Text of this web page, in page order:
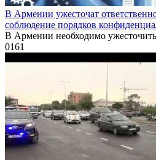
В Армении ужесточат
соблюдение порядков
В Армении необходимо ужесточить
0161